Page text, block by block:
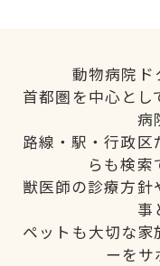
動物病院ド
首都圏を中心と
病
路線・駅・行政
らも検索
獣医師の診療方
事
ペットも大切な
ーをサ